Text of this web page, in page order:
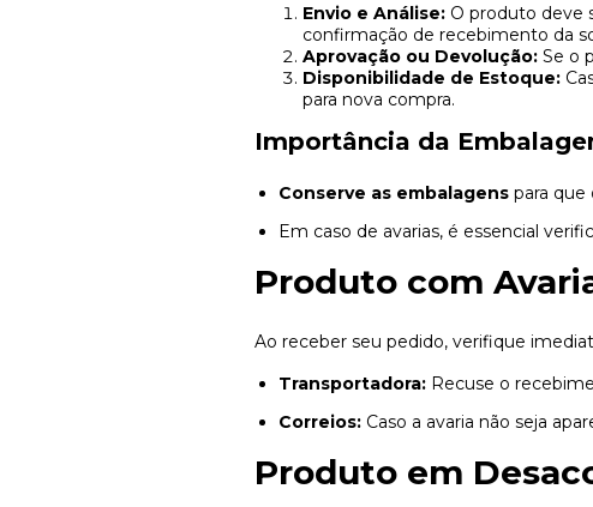
Envio e Análise: O produto deve
confirmação de recebimento da
Aprovação ou Devolução: Se o
Disponibilidade de Estoque:
para nova compra.
Importância da
Conserve as embalagens para
Em caso de avarias, é essencial
Produto com
Ao receber seu pedido, verifique
Transportadora: Recuse o
Correios: Caso a avaria não seja
Produto em